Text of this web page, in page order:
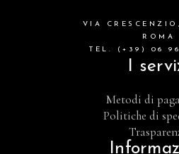
VIA
ROMA
TEL. (+39) 06
I
Metodi di
Politiche di